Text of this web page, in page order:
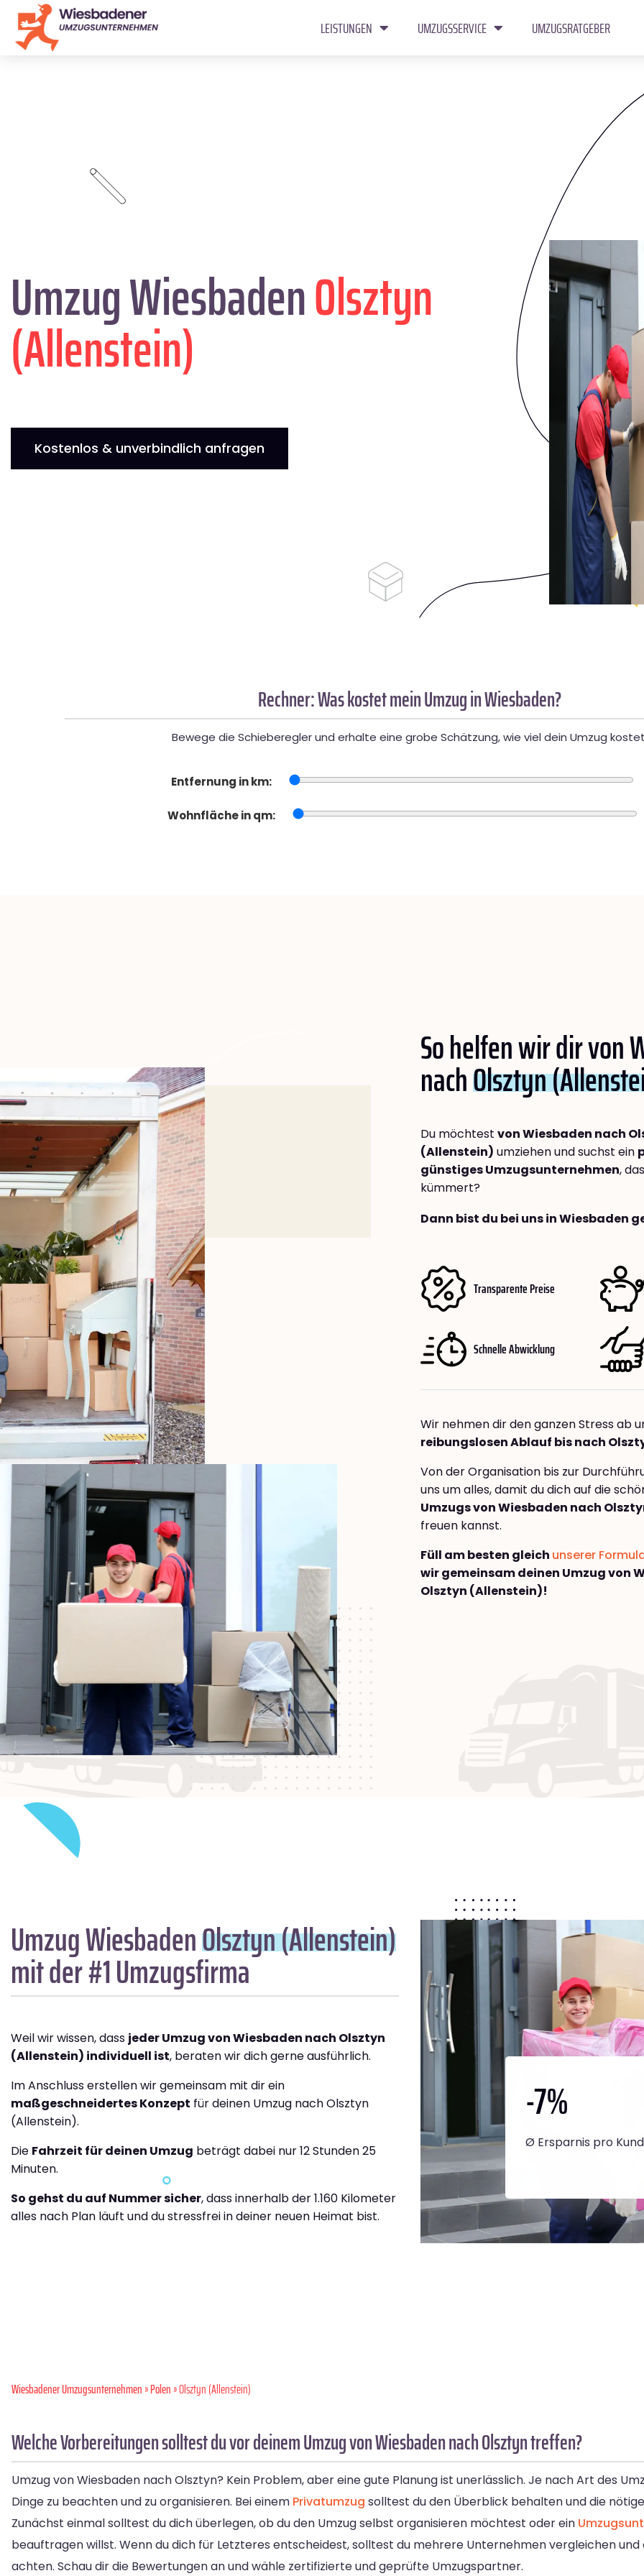
LEISTUNGEN UMZUGSSERVICE UMZUGSRATGEBER
Umzug WiesbadenOlsztyn
(Allenstein)
Kostenlos & unverbindlich anfragen
Rechner: Was kostet mein Umzug in Wiesbaden?
Bewege die Schieberegler und erhalte eine grobe Schätzung, wie viel dein Umzug
Entfernung in km:
Wohnfläche in qm:
So helfen wir dir von
nachOlsztyn
Du möchtest von Wiesbaden nach
(Allenstein) umziehen und suchst ein
günstiges Umzugsunternehmen,
kümmert?
Dann bist du bei uns in Wiesbaden
Transparente Preise
Schnelle Abwicklung
Wir nehmen dir den ganzen Stress ab
reibungslosen Ablauf bis nach
Von der Organisation bis zur
uns um alles, damit du dich auf die
Umzugs von Wiesbaden nach
freuen kannst.
Füll am besten gleich unserer
wir gemeinsam deinen Umzug von
Olsztyn (Allenstein)!
Umzug WiesbadenOlsztyn (Allenstein)
mit der #1 Umzugsfirma
Weil wir wissen, dass jeder Umzug von Wiesbaden nach Olsztyn
(Allenstein) individuell ist, beraten wir dich gerne ausführlich.
Im Anschluss erstellen wir gemeinsam mit dir ein
maßgeschneidertes Konzept für deinen Umzug nach Olsztyn
(Allenstein).
Die Fahrzeit für deinen Umzug beträgt dabei nur 12 Stunden 25
Minuten.
So gehst du auf Nummer sicher, dass innerhalb der 1.160 Kilometer
alles nach Plan läuft und du stressfrei in deiner neuen Heimat bist.
-7%
Ø Ersparnis pro
Wiesbadener Umzugsunternehmen»Polen» Olsztyn (Allenstein)
Welche Vorbereitungen solltest du vor deinem Umzug von Wiesbaden nach Olsztyn treffen?
Umzug von Wiesbaden nach Olsztyn? Kein Problem, aber eine gute Planung ist unerlässlich. Je nach Art des
Dinge zu beachten und zu organisieren. Bei einem Privatumzug solltest du den Überblick behalten und die
Zunächst einmal solltest du dich überlegen, ob du den Umzug selbst organisieren möchtest oder ein
beauftragen willst. Wenn du dich für Letzteres entscheidest, solltest du mehrere Unternehmen vergleichen
achten. Schau dir die Bewertungen an und wähle zertifizierte und geprüfte Umzugspartner.